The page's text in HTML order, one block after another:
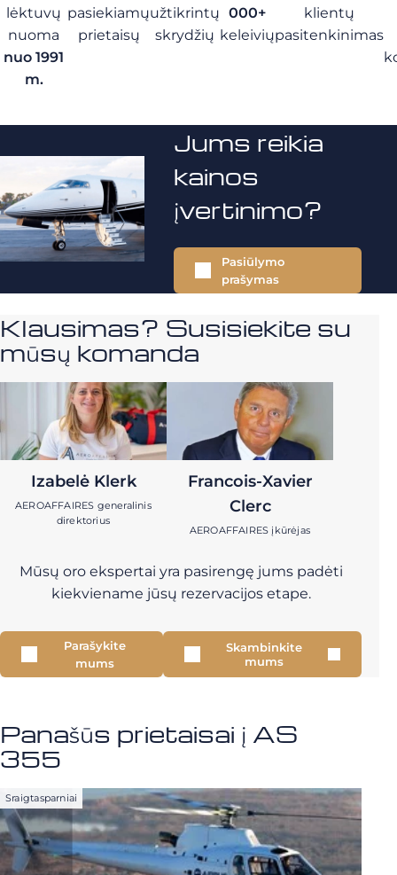
lėktuvų
nuoma
nuo 1991
m.
pasiekiamų
prietaisų
užtikrintų
skrydžių
000+
keleivių
klientų
pasitenkinimas
Jums reikia
kainos
įvertinimo?
Pasiūlymo
prašymas
Klausimas? Susisiekite su
mūsų komanda
Izabelė Klerk
AEROAFFAIRES generalinis
direktorius
Francois-Xavier
Clerc
AEROAFFAIRES įkūrėjas
Mūsų oro ekspertai yra pasirengę jums padėti
kiekviename jūsų rezervacijos etape.
Parašykite
mums
Skambinkite
mums
Panašūs prietaisai į AS
355
Sraigtasparniai